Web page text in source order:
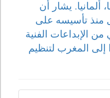
ألمانيا. يشار أن
عمل منذ تأسيسه على
الإبداعات الفنية
المغرب لتنظيم